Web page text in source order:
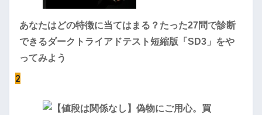
あなたはどの特徴に当てはまる？たった27問で診断
できるダークトライアドテスト短縮版「SD3」をや
ってみよう
2